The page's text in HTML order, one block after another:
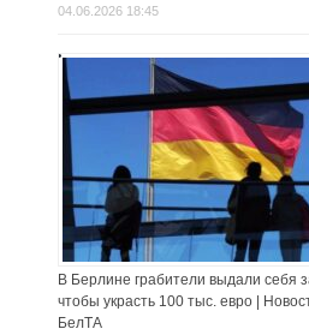
04.06.2026 18:45
В Берлине грабители выдали себя
чтобы украсть 100 тыс. евро |
БелТА